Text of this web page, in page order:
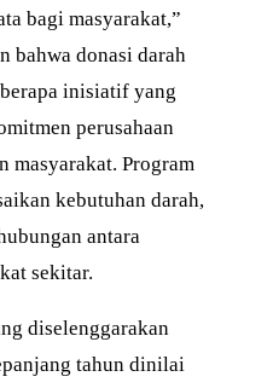
bagi masyarakat,”
bahwa donasi darah
inisiatif yang
perusahaan
masyarakat. Program
kebutuhan darah,
antara
sekitar.
diselenggarakan
tahun dinilai